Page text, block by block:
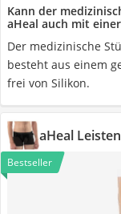
Kann der
aHeal auch mit
Der medizinische
besteht aus einem
frei von Silikon.
aHeal
Bestseller